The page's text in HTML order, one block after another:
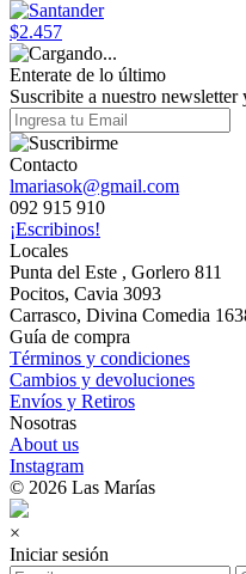
$2.457
Enterate de lo último
Suscribite a nuestro
Contacto
lmariasok@gmail.com
092 915 910
¡Escribinos!
Locales
Punta del Este , Gorlero 811
Pocitos, Cavia 3093
Carrasco, Divina Comedia
Guía de compra
Términos y condiciones
Cambios y devoluciones
Envíos y Retiros
Nosotras
About us
Instagram
© 2026 Las Marías
×
Iniciar sesión